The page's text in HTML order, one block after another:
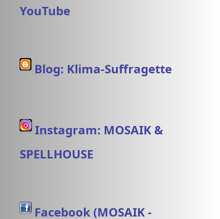
YouTube
Blog: Klima-Suffragette
Instagram: MOSAIK &
SPELLHOUSE
Facebook (MOSAIK -